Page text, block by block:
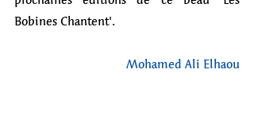
Bobines Chantent'.
Mohamed Ali Elhaou